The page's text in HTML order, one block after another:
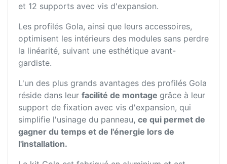
et 12 supports avec vis d'expansion.
Les profilés Gola, ainsi que leurs accessoires,
optimisent les intérieurs des modules sans perdre
la linéarité, suivant une esthétique avant-
gardiste.
L'un des plus grands avantages des profilés Gola
réside dans leur facilité de montage grâce à leur
support de fixation avec vis d'expansion, qui
simplifie l'usinage du panneau, ce qui permet de
gagner du temps et de l'énergie lors de
l'installation.